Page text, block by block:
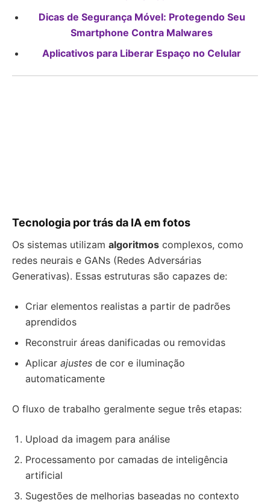
Dicas de Segurança Móvel: Protegendo Seu
Smartphone Contra Malwares
Aplicativos para Liberar Espaço no Celular
Tecnologia por trás da IA em fotos
Os sistemas utilizam algoritmos complexos, como
redes neurais e GANs (Redes Adversárias
Generativas). Essas estruturas são capazes de:
Criar elementos realistas a partir de padrões
aprendidos
Reconstruir áreas danificadas ou removidas
Aplicar ajustes de cor e iluminação
automaticamente
O fluxo de trabalho geralmente segue três etapas:
Upload da imagem para análise
Processamento por camadas de inteligência
artificial
Sugestões de melhorias baseadas no contexto